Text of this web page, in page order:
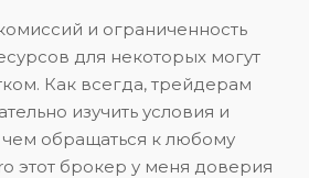
и ограниченность
для некоторых могут
Как всегда, трейдерам
изучить условия и
обращаться к любому
этот брокер у меня доверия